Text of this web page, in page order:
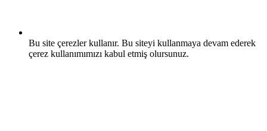
Bu site çerezler kullanır. Bu siteyi kullanmaya devam ederek
çerez kullanımımızı kabul etmiş olursunuz.